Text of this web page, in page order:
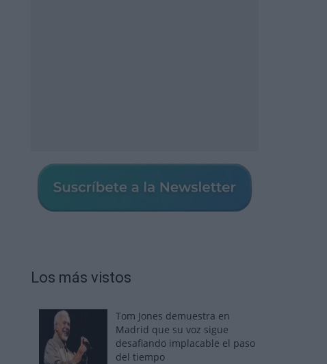
Los más vistos
Tom Jones demuestra en
Madrid que su voz sigue
desafiando implacable el paso
del tiempo